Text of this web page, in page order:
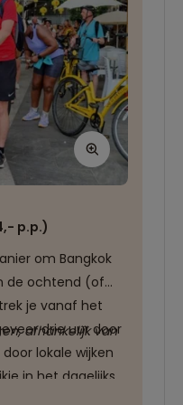
p.p.)
om Bangkok
de ochtend (of
je vanaf het
drie uur door
lokale wijken
in het dagelijks
toeristische
afhankelijk van